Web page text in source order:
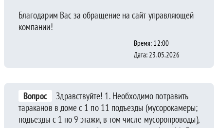
Благодарим Вас за обращение на сайт управляющей
компании!
Время: 12:00
Дата: 23.05.2026
Вопрос
Здравствуйте! 1. Необходимо потравить
тараканов в доме с 1 по 11 подъезды (мусорокамеры;
подъезды с 1 по 9 этажи, в том числе мусоропроводы),